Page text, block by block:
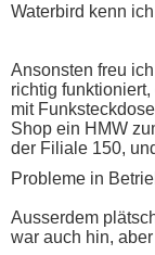
Waterbird kenn
Ansonsten freu
richtig
mit
Shop ein HMW
der Filiale 150,
Probleme in
Ausserdem
war auch hin,